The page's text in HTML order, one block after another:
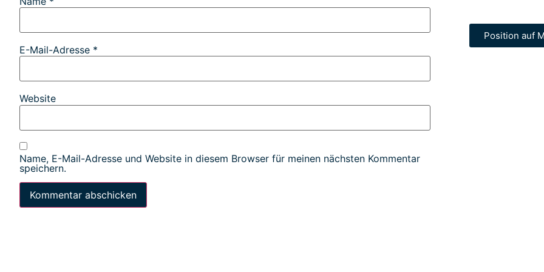
E-Mail-Adresse *
Website
Name, E-Mail-Adresse und Website in diesem Browser für meinen nächsten Kommentar
speichern.
Position auf